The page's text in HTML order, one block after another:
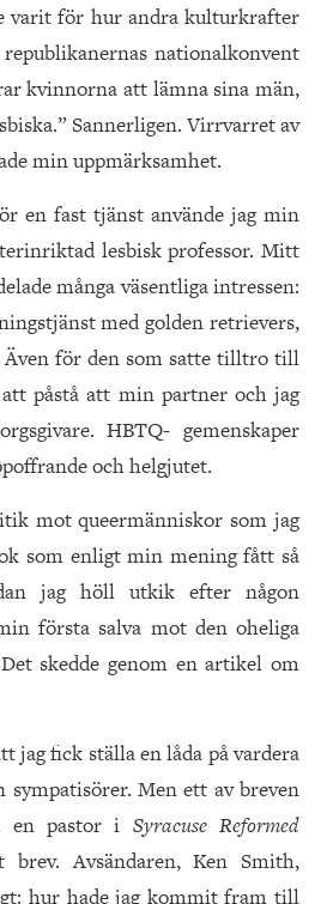
varit för hur andra kulturkrafter
nationalkonvent
kvinnorna att lämna sina män,
Sannerligen. Virrvarret av
min uppmärksamhet.
en fast tjänst använde jag min
lesbisk professor. Mitt
många väsentliga intressen:
med golden retrievers,
för den som satte tilltro till
påstå att min partner och jag
HBTQ- gemenskaper
och helgjutet.
mot queermänniskor som jag
som enligt min mening fått så
jag höll utkik efter någon
första salva mot den oheliga
skedde genom en artikel om
jag fick ställa en låda på vardera
Men ett av breven
en pastor i Syracuse Reformed
Avsändaren, Ken Smith,
hur hade jag kommit fram till